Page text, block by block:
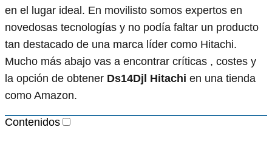
en el lugar ideal. En movilisto somos expertos en
novedosas tecnologías y no podía faltar un producto
tan destacado de una marca líder como Hitachi.
Mucho más abajo vas a encontrar críticas , costes y
la opción de obtener Ds14Djl Hitachi en una tienda
como Amazon.
Contenidos